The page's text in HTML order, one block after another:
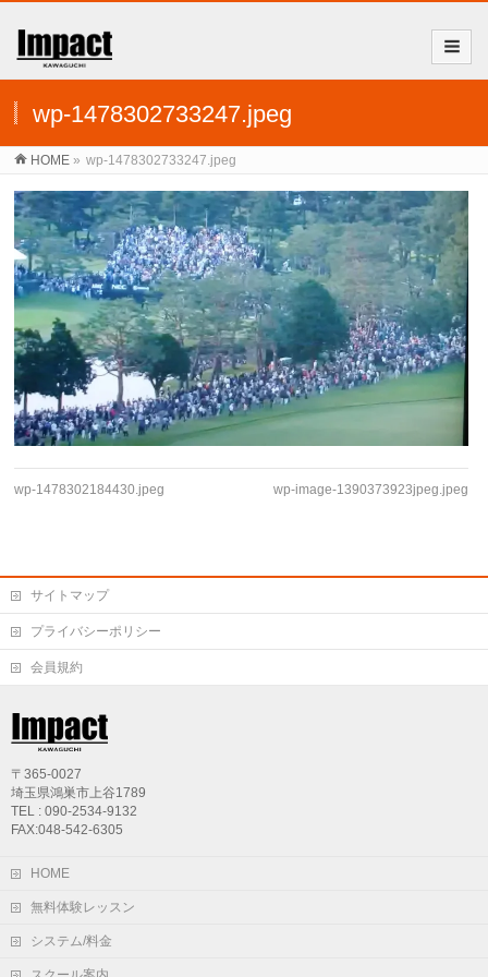
wp-1478302733247.jpeg
HOME » wp-1478302733247.jpeg
wp-1478302184430.jpeg wp-image-1390373923jpeg.jpeg
サイトマップ
プライバシーポリシー
会員規約
〒365-0027
埼玉県鴻巣市上谷1789
TEL : 090-2534-9132
FAX:048-542-6305
HOME
無料体験レッスン
システム/料金